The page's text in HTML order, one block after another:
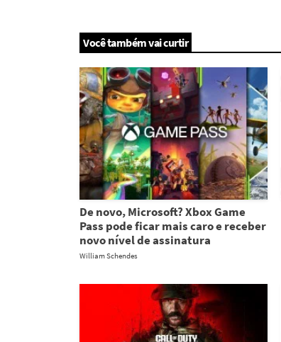
Você também vai curtir
De novo, Microsoft? Xbox Game
Pass pode ficar mais caro e receber
novo nível de assinatura
William Schendes